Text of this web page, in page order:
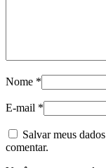
Nome *
E-mail *
Salvar meus
comentar.